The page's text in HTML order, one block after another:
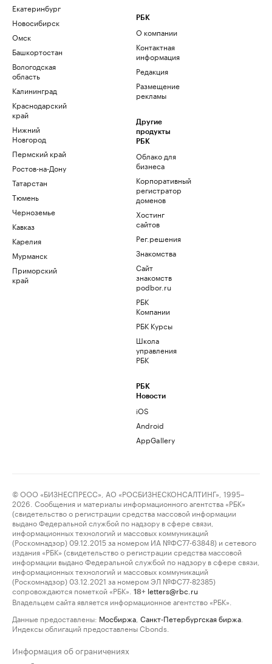
Екатеринбург
Новосибирск
Омск
Башкортостан
Вологодская
область
Калининград
Краснодарский
край
Нижний
Новгород
Пермский край
Ростов-на-Дону
Татарстан
Тюмень
Черноземье
Кавказ
Карелия
Мурманск
Приморский
край
РБК
О компании
Контактная
информация
Редакция
Размещение
рекламы
Другие
продукты
РБК
Облако для
бизнеса
Корпоративный
регистратор
доменов
Хостинг
сайтов
Рег.решения
Знакомства
Сайт
знакомств
podbor.ru
РБК
Компании
РБК Курсы
Школа
управления
РБК
РБК
Новости
iOS
Android
AppGallery
© ООО «БИЗНЕСПРЕСС», АО «РОСБИЗНЕСКОНСАЛТИНГ», 1995–
2026. Сообщения и материалы информационного агентства «РБК»
(свидетельство о регистрации средства массовой информации
выдано Федеральной службой по надзору в сфере связи,
информационных технологий и массовых коммуникаций
(Роскомнадзор) 09.12.2015 за номером ИА №ФС77-63848) и сетевого
издания «РБК» (свидетельство о регистрации средства массовой
информации выдано Федеральной службой по надзору в сфере связи,
информационных технологий и массовых коммуникаций
(Роскомнадзор) 03.12.2021 за номером ЭЛ №ФС77-82385)
сопровождаются пометкой «РБК».
18+ letters@rbc.ru
Владельцем сайта является информационное агентство «РБК».
Данные предоставлены: Мосбиржа Санкт-Петербургская биржа
Индексы облигаций предоставлены Cbonds.
Информация об ограничениях